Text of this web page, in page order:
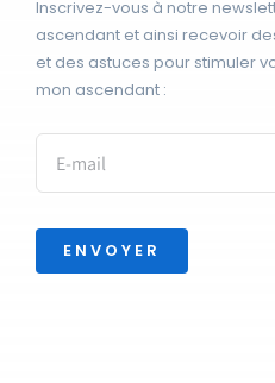
Inscrivez-vous à notre
ascendant et ainsi recevoir
et des astuces pour stimuler
mon ascendant :
ENVOYER